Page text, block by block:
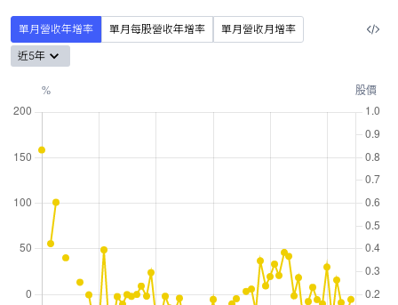
單月營收年增率 單月每股營收年增率
單月營收月增率
近5年